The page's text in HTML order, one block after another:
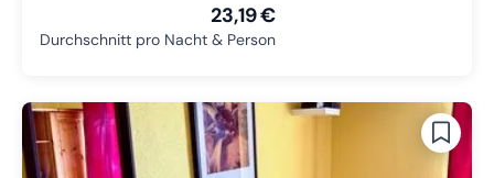
23,19 €
Durchschnitt pro Nacht & Person